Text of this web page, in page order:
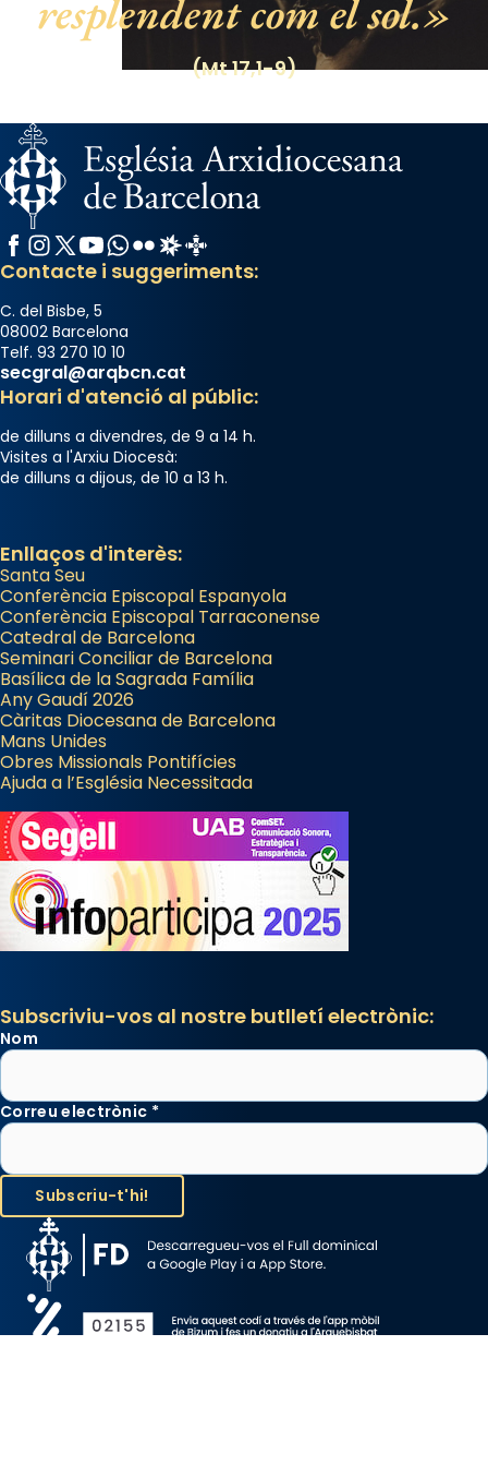
resplendent com el sol.
(Mt 17,1-9)
Facebook
Instagram
X / Twitter
YouTube
WhatsApp
FlickrRadio Estel
Catalunya Cristiana
Contacte i suggeriments:
C. del Bisbe, 5
08002 Barcelona
Telf. 93 270 10 10
secgral@arqbcn.cat
Horari d'atenció al públic:
de dilluns a divendres, de 9 a 14 h.
Visites a l'Arxiu Diocesà:
de dilluns a dijous, de 10 a 13 h.
Enllaços d'interès:
Santa Seu
Conferència Episcopal Espanyola
Conferència Episcopal Tarraconense
Catedral de Barcelona
Seminari Conciliar de Barcelona
Basílica de la Sagrada Família
Any Gaudí 2026
Càritas Diocesana de Barcelona
Mans Unides
Obres Missionals Pontifícies
Ajuda a l’Església Necessitada
Subscriviu-vos al nostre butlletí electrònic:
Nom
Correu electrònic *